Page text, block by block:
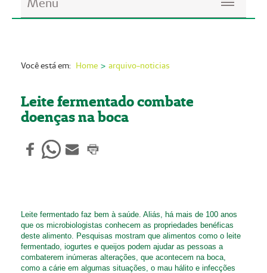
Imprensa
Fale Conosco
Você está em: Home arquivo-noticias
Leite fermentado combate
doenças na boca
Leite fermentado faz bem à saúde. Aliás, há mais de 100 anos
que os microbiologistas conhecem as propriedades benéficas
deste alimento. Pesquisas mostram que alimentos como o leite
fermentado, iogurtes e queijos podem ajudar as pessoas a
combaterem inúmeras alterações, que acontecem na boca,
como a cárie em algumas situações, o mau hálito e infecções